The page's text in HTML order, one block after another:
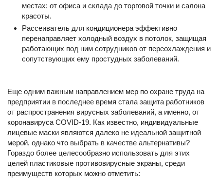
местах: от офиса и склада до торговой точки и салона
красоты.
Рассеиватель для кондиционера эффективно
перенаправляет холодный воздух в потолок, защищая
работающих под ним сотрудников от переохлаждения и
сопутствующих ему простудных заболеваний.
Еще одним важным направлением мер по охране труда на
предприятии в последнее время стала защита работников
от распространения вирусных заболеваний, а именно, от
коронавируса COVID-19. Как известно, индивидуальные
лицевые маски являются далеко не идеальной защитной
мерой, однако что выбрать в качестве альтернативы?
Гораздо более целесообразно использовать для этих
целей пластиковые противовирусные экраны, среди
преимуществ которых можно отметить: